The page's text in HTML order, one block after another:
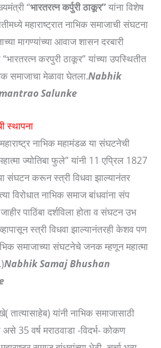
“भारतरत्न कर्पुरी ठाकूर”यांना विशेष
महाराष्ट्रात नाभिक समाजाची संघटना
मागण्यांच्या आवाज शासन दरबारी
करपुरी ठाकूर” यांच्या उपस्थितीत
समाजाचा मेळावा घेतला.Nabhik
Salunke
स्थापना
नाभिक महामंडळ या संघटनेची
ज्योतिबा फुले” यांनी 11 एप्रिल 1827
संघटन करून स्त्री विधवा झाल्यानंतर
विरोधात नाभिक समाज बांधवांना संप
पाठिंबा दर्शविला होता व संघटन उभ
स्त्री विधवा झाल्यानंतरही केशव पण
समाजाच्या संघटनेचे जनक म्हणून महात्मा
Nabhik Samaj Bhushan
यांनी नाभिक समाजासाठी
35 वर्ष मराठवाडा -विदर्भ- कोकण